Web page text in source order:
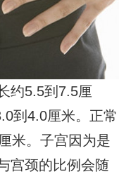
约5.5到7.5厘
到4.0厘米。正常
米。子宫因为是
宫颈的比例会随